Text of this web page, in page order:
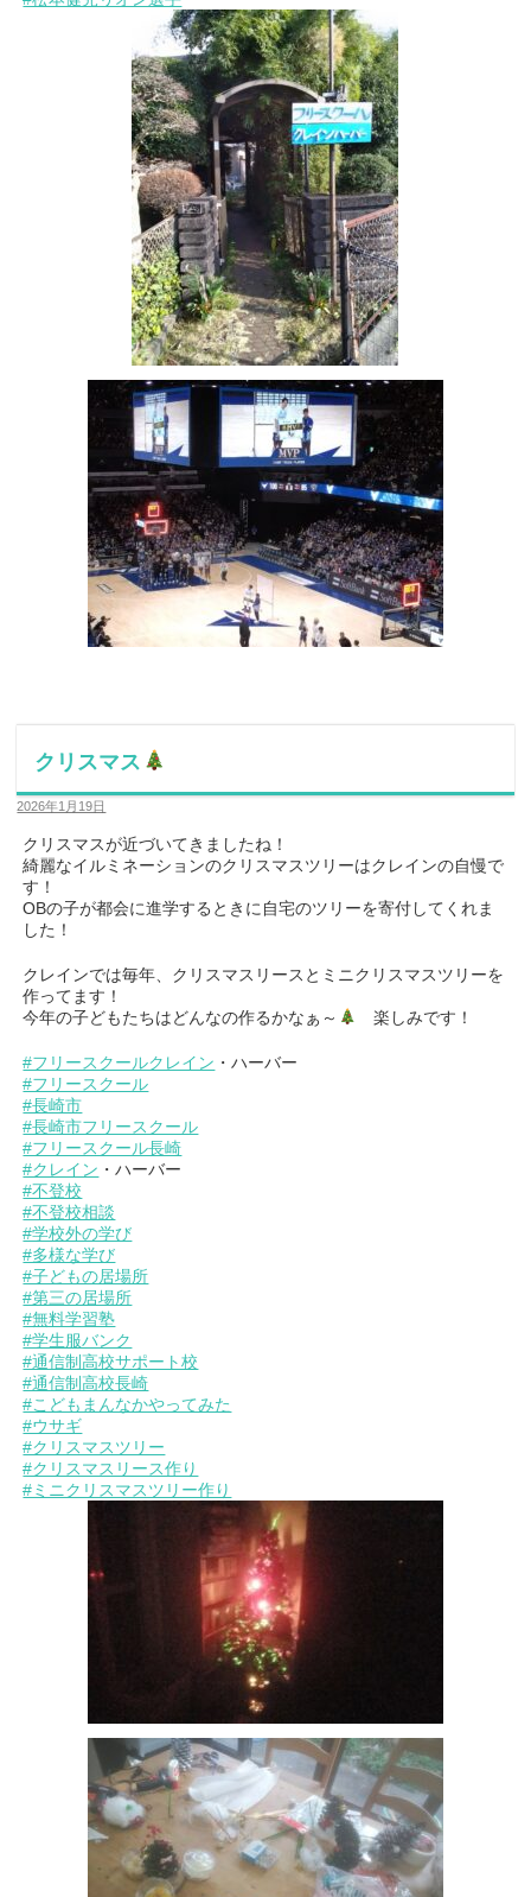
クリスマス
2026年1月19日
クリスマスが近づいてきましたね！
綺麗なイルミネーションのクリスマスツリーはクレインの自慢で
す！
OBの子が都会に進学するときに自宅のツリーを寄付してくれま
した！
クレインでは毎年、クリスマスリースとミニクリスマスツリーを
作ってます！
今年の子どもたちはどんなの作るかなぁ～
楽しみです！
#フリースクールクレイン ・ハーバー
#フリースクール
#長崎市
#長崎市フリースクール
#フリースクール長崎
#クレイン ・ハーバー
#不登校
#不登校相談
#学校外の学び
#多様な学び
#子どもの居場所
#第三の居場所
#無料学習塾
#学生服バンク
#通信制高校サポート校
#通信制高校長崎
#こどもまんなかやってみた
#ウサギ
#クリスマスツリー
#クリスマスリース作り
#ミニクリスマスツリー作り